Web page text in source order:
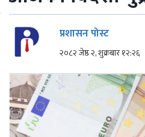
प्रशासन पोस्ट
२०८२ जेष्ठ २, शुक्रबार १२:२६